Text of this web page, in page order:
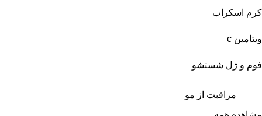
کرم اسکراب
ویتامین c
فوم و ژل شستشو
مراقبت از مو